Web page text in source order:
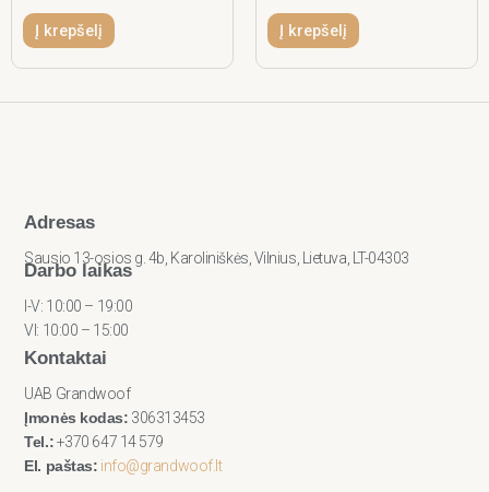
Į krepšelį Į krepšelį
Adresas
Sausio 13-osios g. 4b, Karoliniškės, Vilnius, Lietuva, LT-04303
Darbo laikas
I-V: 10:00 – 19:00
VI: 10:00 – 15:00
Kontaktai
UAB Grandwoof
Įmonės kodas: 306313453
Tel.:+370 647 14 579
El. paštas: info@grandwoof.lt